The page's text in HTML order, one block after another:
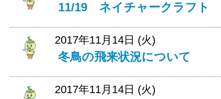
11/19 ネイチャークラフト
2017年11月14日 (火)
冬鳥の飛来状況について
2017年11月14日 (火)